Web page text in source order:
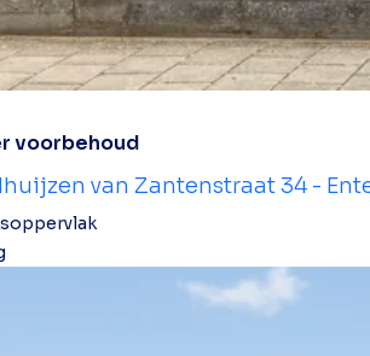
voorbehoud
van Zantenstraat 34 -